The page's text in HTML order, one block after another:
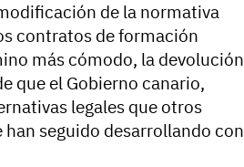
de la normativa
contratos de formación
más cómodo, la devolución
que el Gobierno canario,
legales que otros
seguido desarrollando con